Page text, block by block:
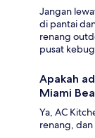
Jangan
di pantai
renang
pusat
Apakah
Miami
Ya, AC
renang,